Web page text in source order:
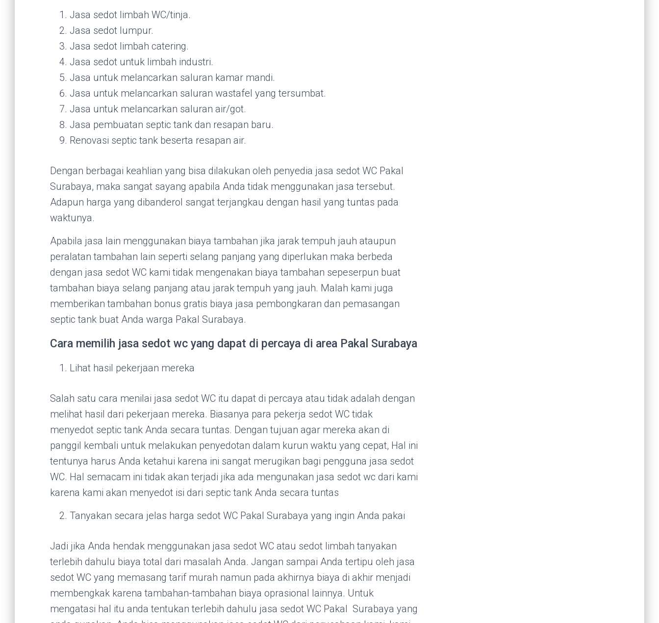
Jasa sedot limbah WC/tinja.
Jasa sedot lumpur.
Jasa sedot limbah catering.
Jasa sedot untuk limbah industri.
Jasa untuk melancarkan saluran kamar mandi.
Jasa untuk melancarkan saluran wastafel yang tersumbat.
Jasa untuk melancarkan saluran air/got.
Jasa pembuatan septic tank dan resapan baru.
Renovasi septic tank beserta resapan air.
Dengan berbagai keahlian yang bisa dilakukan oleh penyedia jasa sedot WC Pakal
Surabaya, maka sangat sayang apabila Anda tidak menggunakan jasa tersebut.
Adapun harga yang dibanderol sangat terjangkau dengan hasil yang tuntas pada
waktunya.
Apabila jasa lain menggunakan biaya tambahan jika jarak tempuh jauh ataupun
peralatan tambahan lain seperti selang panjang yang diperlukan maka berbeda
dengan jasa sedot WC kami tidak mengenakan biaya tambahan sepeserpun buat
tambahan biaya selang panjang atau jarak tempuh yang jauh. Malah kami juga
memberikan tambahan bonus gratis biaya jasa pembongkaran dan pemasangan
septic tank buat Anda warga Pakal Surabaya.
Cara memilih jasa sedot wc yang dapat di percaya di area Pakal Surabaya
Lihat hasil pekerjaan mereka
Salah satu cara menilai jasa sedot WC itu dapat di percaya atau tidak adalah dengan
melihat hasil dari pekerjaan mereka. Biasanya para pekerja sedot WC tidak
menyedot septic tank Anda secara tuntas. Dengan tujuan agar mereka akan di
panggil kembali untuk melakukan penyedotan dalam kurun waktu yang cepat, Hal ini
tentunya harus Anda ketahui karena ini sangat merugikan bagi pengguna jasa sedot
WC. Hal semacam ini tidak akan terjadi jika ada mengunakan jasa sedot wc dari kami
karena kami akan menyedot isi dari septic tank Anda secara tuntas
Tanyakan secara jelas harga sedot WC Pakal Surabaya yang ingin Anda pakai
Jadi jika Anda hendak menggunakan jasa sedot WC atau sedot limbah tanyakan
terlebih dahulu biaya total dari masalah Anda. Jangan sampai Anda tertipu oleh jasa
sedot WC yang memasang tarif murah namun pada akhirnya biaya di akhir menjadi
membengkak karena tambahan-tambahan biaya oprasional lainnya. Untuk
mengatasi hal itu anda tentukan terlebih dahulu jasa sedot WC Pakal Surabaya yang